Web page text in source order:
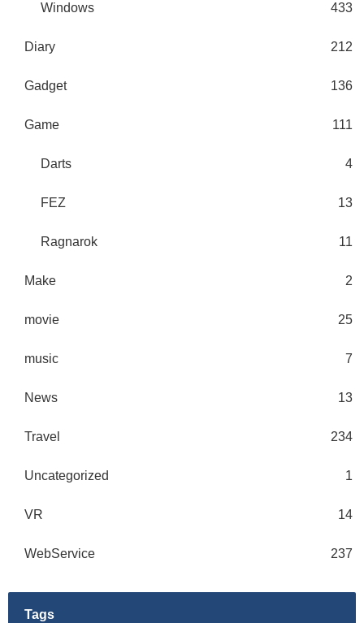
Windows 433
Diary 212
Gadget 136
Game 111
Darts 4
FEZ 13
Ragnarok 11
Make 2
movie 25
music 7
News 13
Travel 234
Uncategorized 1
VR 14
WebService 237
Tags